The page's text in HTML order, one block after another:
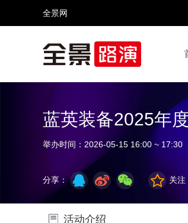
全景网
视频号 全景网官微 微信公
蓝英装备2025年
举办时间： 2026-05-15 16:00 ~ 17:30
分享： 关注
活动介绍